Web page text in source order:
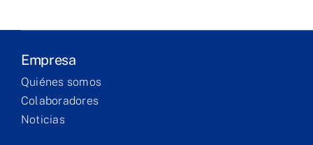
Empresa
Quiénes somos
Colaboradores
Noticias